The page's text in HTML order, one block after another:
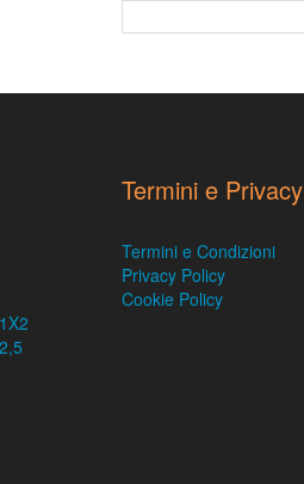
Termini e Privacy
Termini e Condizioni
Privacy Policy
Cookie Policy